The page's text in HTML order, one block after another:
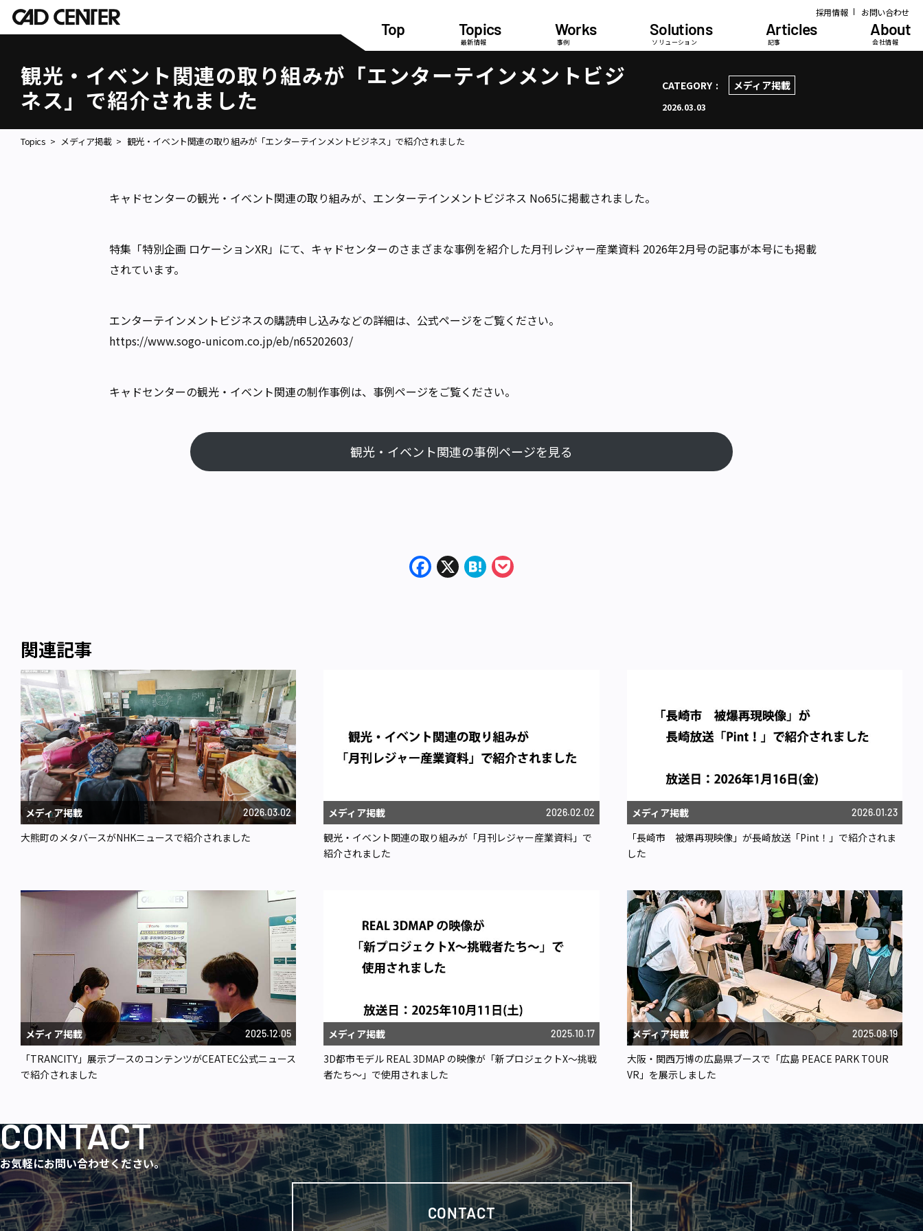
採用情報 お問い合わせ
Top Topics
最新情報
Works
事例
Solutions
ソリューション
Articles
記事
About
会社情報
観光・イベント関連の取り組みが「エンターテインメントビジ
ネス」で紹介されました
CATEGORY メディア掲載
2026.03.03
Topics メディア掲載 観光・イベント関連の取り組みが「エンターテインメントビジネス」で紹介されました
キャドセンターの観光・イベント関連の取り組みが、エンターテインメントビジネス No65に掲載されました。
特集「特別企画 ロケーションXR」にて、キャドセンターのさまざまな事例を紹介した月刊レジャー産業資料 2026年2月号の記事が本号にも掲載
されています。
エンターテインメントビジネスの購読申し込みなどの詳細は、公式ページをご覧ください。
https://www.sogo-unicom.co.jp/eb/n65202603/
キャドセンターの観光・イベント関連の制作事例は、事例ページをご覧ください。
観光・イベント関連の事例ページを見る
Facebook
X Hatena
関連記事
メディア掲載 2026.03.02
大熊町のメタバースがNHKニュースで紹介されました
メディア掲載 2026.02.02
観光・イベント関連の取り組みが「月刊レジャー産業資料」で
紹介されました
メディア掲載 2026.01.23
「長崎市 被爆再現映像」が長崎放送「Pint！」で紹介されま
した
メディア掲載 2025.12.05
「TRANCITY」展示ブースのコンテンツがCEATEC公式ニュース
で紹介されました
メディア掲載 2025.10.17
3D都市モデル REAL 3DMAP の映像が「新プロジェクトX〜挑戦
者たち〜」で使用されました
メディア掲載 2025.08.19
大阪・関西万博の広島県ブースで「広島 PEACE PARK TOUR
VR」を展示しました
CONTACT
お気軽にお問い合わせください。
CONTACT